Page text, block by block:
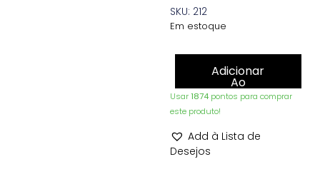
SKU: 212
Em estoque
Adicionar
Ao
Carrinho
Usar1874pontos para comprar
este produto!
Add à Lista de
Desejos